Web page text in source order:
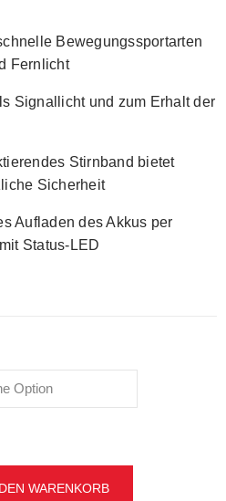
Bewegungssportarten
Fernlicht
Signallicht und zum Erhalt der
Stirnband bietet
Sicherheit
Aufladen des Akkus per
Status-LED
WARENKORB